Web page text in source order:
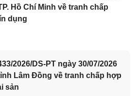
Hồ Chí Minh về tranh chấp
dụng
2026/DS-PT ngày 30/07/2026
Lâm Đồng về tranh chấp hợp
sản